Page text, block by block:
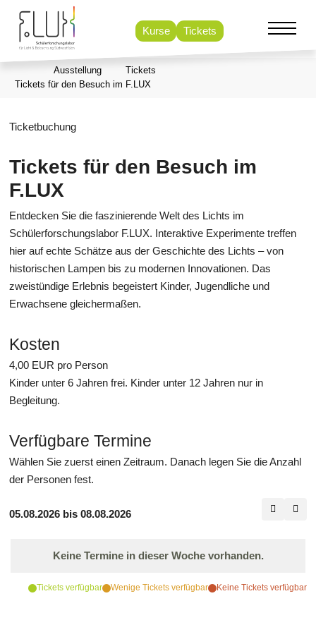
Kurse Tickets
Ausstellung
Tickets
Tickets für den Besuch im F.LUX
Ticketbuchung
Tickets für den Besuch im
F.LUX
Entdecken Sie die faszinierende Welt des Lichts im
Schülerforschungslabor F.LUX. Interaktive Experimente treffen
hier auf echte Schätze aus der Geschichte des Lichts – von
historischen Lampen bis zu modernen Innovationen. Das
zweistündige Erlebnis begeistert Kinder, Jugendliche und
Erwachsene gleichermaßen.
Kosten
4,00 EUR pro Person
Kinder unter 6 Jahren frei. Kinder unter 12 Jahren nur in
Begleitung.
Verfügbare Termine
Wählen Sie zuerst einen Zeitraum. Danach legen Sie die Anzahl
der Personen fest.
05.08.2026 bis 08.08.2026
Keine Termine in dieser Woche vorhanden.
Tickets verfügbar Wenige Tickets verfügbar Keine Tickets verfügbar